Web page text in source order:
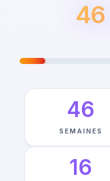
46
46
SEMAINES
16